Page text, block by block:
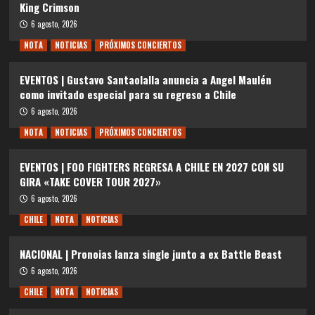
King Crimson
6 agosto, 2026
NOTA
NOTICIAS PRÓXIMOS CONCIERTOS
EVENTOS | Gustavo Santaolalla anuncia a Angel Maulén
como invitado especial para su regreso a Chile
6 agosto, 2026
NOTA
NOTICIAS PRÓXIMOS CONCIERTOS
EVENTOS | FOO FIGHTERS REGRESA A CHILE EN 2027 CON SU
GIRA «TAKE COVER TOUR 2027»
6 agosto, 2026
CHILE
NOTA NOTICIAS
NACIONAL | Pronoias lanza single junto a ex Battle Beast
6 agosto, 2026
CHILE
NOTA NOTICIAS